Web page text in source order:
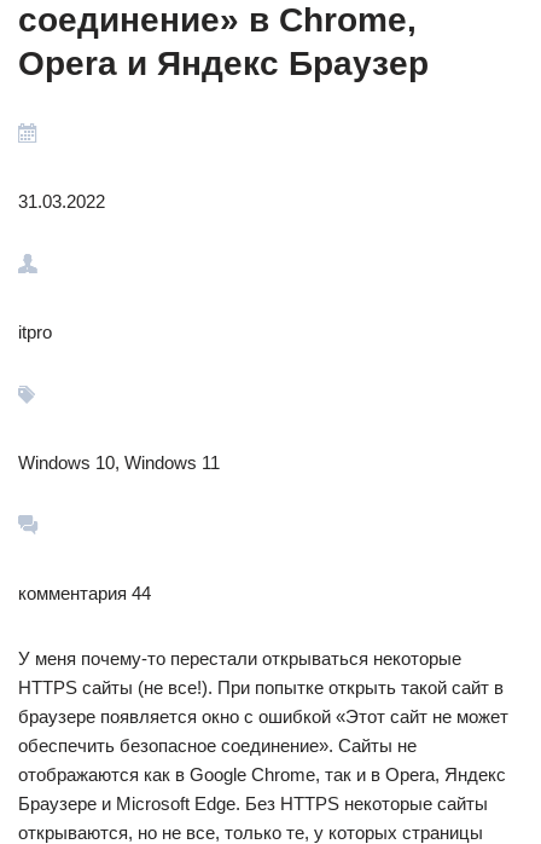
соединение» в Chrome,
Opera и Яндекс Браузер
31.03.2022
itpro
Windows 10, Windows 11
комментария 44
У меня почему-то перестали открываться некоторые
HTTPS сайты (не все!). При попытке открыть такой сайт в
браузере появляется окно с ошибкой «Этот сайт не может
обеспечить безопасное соединение». Сайты не
отображаются как в Google Chrome, так и в Opera, Яндекс
Браузере и Microsoft Edge. Без HTTPS некоторые сайты
открываются, но не все, только те, у которых страницы